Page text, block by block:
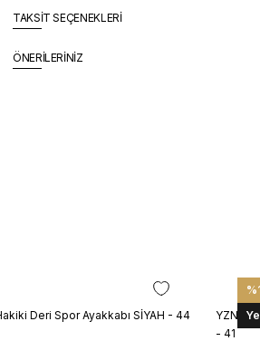
TAKSİT SEÇENEKLERİ
ÖNERİLERİNİZ
Deri Spor Ayakkabı SİYAH - 44
- 41